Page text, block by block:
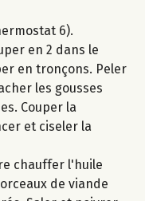
6).
en 2 dans le
en tronçons. Peler
les gousses
Couper la
et ciseler la
chauffer l'huile
de viande